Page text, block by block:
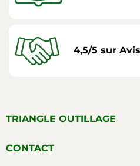
4,5/5 sur
TRIANGLE OUTILLAGE
CONTACT